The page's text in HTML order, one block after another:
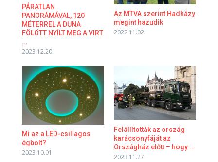
PÁRATLAN
PANORÁMÁVAL, 120
MÉTERREL A DUNA
FÖLÖTT NYÍLT MEG A VIRT
...
2023.12.20.
Az MTVA szerint Hadházy
megint hazudik
2022.11.02.
Mi az a LED-csillagos
égbolt?
2023.10.01.
Felállították az ország
karácsonyfáját az
Országház előtt – hogy ...
2023.11.27.